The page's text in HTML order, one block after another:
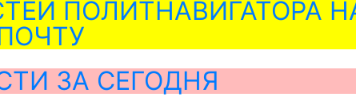
ПОЛИТНАВИГАТОРА
ЗА СЕГОДНЯ